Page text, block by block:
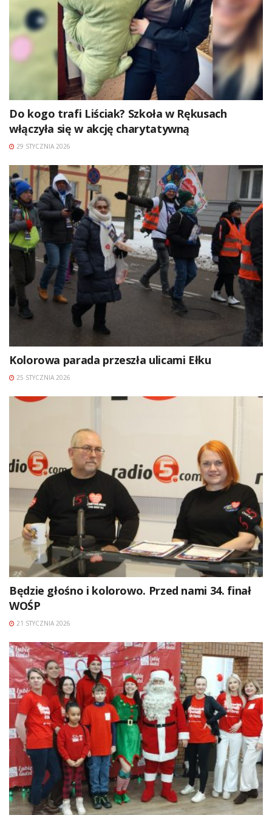
Do kogo trafi Liściak? Szkoła w Rękusach
włączyła się w akcję charytatywną
29 STYCZNIA 2026
Kolorowa parada przeszła ulicami Ełku
25 STYCZNIA 2026
Będzie głośno i kolorowo. Przed nami 34. finał
WOŚP
21 STYCZNIA 2026